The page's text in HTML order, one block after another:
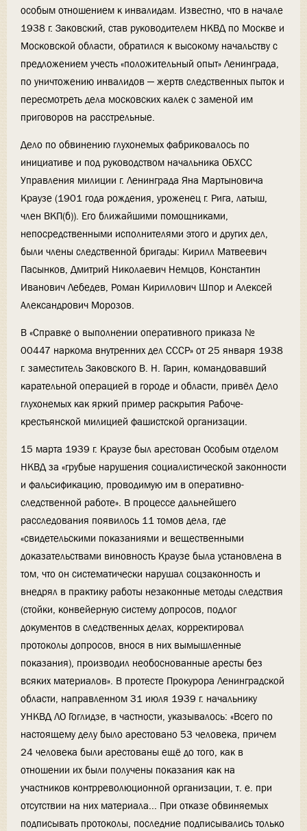
особым отношением к инвалидам. Известно, что в начале
1938 г. Заковский, став руководителем НКВД по Москве и
Московской области, обратился к высокому начальству с
предложением учесть «положительный опыт» Ленинграда,
по уничтожению инвалидов — жертв следственных пыток и
пересмотреть дела московских калек с заменой им
приговоров на расстрельные.
Дело по обвинению глухонемых фабриковалось по
инициативе и под руководством начальника ОБХСС
Управления милиции г. Ленинграда Яна Мартыновича
Краузе (1901 года рождения, уроженец г. Рига, латыш,
член ВКП(б)). Его ближайшими помощниками,
непосредственными исполнителями этого и других дел,
были члены следственной бригады: Кирилл Матвеевич
Пасынков, Дмитрий Николаевич Немцов, Константин
Иванович Лебедев, Роман Кириллович Шпор и Алексей
Александрович Морозов.
В «Справке о выполнении оперативного приказа №
00447 наркома внутренних дел СССР» от 25 января 1938
г. заместитель Заковского В. Н. Гарин, командовавший
карательной операцией в городе и области, привёл Дело
глухонемых как яркий пример раскрытия Рабоче-
крестьянской милицией фашистской организации.
15 марта 1939 г. Краузе был арестован Особым отделом
НКВД за «грубые нарушения социалистической законности
и фальсификацию, проводимую им в оперативно-
следственной работе». В процессе дальнейшего
расследования появилось 11 томов дела, где
«свидетельскими показаниями и вещественными
доказательствами виновность Краузе была установлена в
том, что он систематически нарушал соцзаконность и
внедрял в практику работы незаконные методы следствия
(стойки, конвейерную систему допросов, подлог
документов в следственных делах, корректировал
протоколы допросов, внося в них вымышленные
показания), производил необоснованные аресты без
всяких материалов». В протесте Прокурора Ленинградской
области, направленном 31 июля 1939 г. начальнику
УНКВД ЛО Гоглидзе, в частности, указывалось: «Всего по
настоящему делу было арестовано 53 человека, причем
24 человека были арестованы ещё до того, как в
отношении их были получены показания как на
участников контрреволюционной организации, т. е. при
отсутствии на них материала... При отказе обвиняемых
подписывать протоколы, последние подписывались только